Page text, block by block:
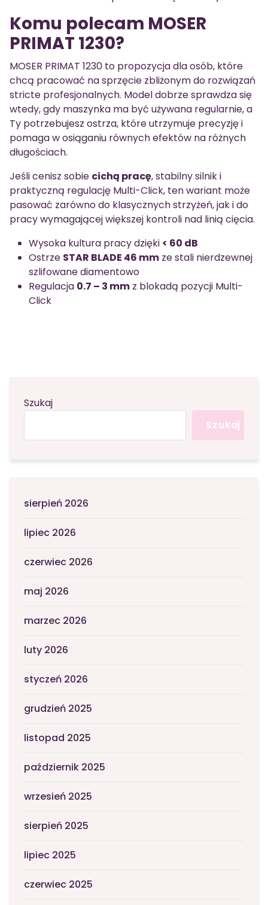
Komu polecam MOSER
PRIMAT 1230?
MOSER PRIMAT 1230 to propozycja dla osób, które
chcą pracować na sprzęcie zbliżonym do rozwiązań
stricte profesjonalnych. Model dobrze sprawdza się
wtedy, gdy maszynka ma być używana regularnie, a
Ty potrzebujesz ostrza, które utrzymuje precyzję i
pomaga w osiąganiu równych efektów na różnych
długościach.
Jeśli cenisz sobie cichą pracę, stabilny silnik i
praktyczną regulację Multi-Click, ten wariant może
pasować zarówno do klasycznych strzyżeń, jak i do
pracy wymagającej większej kontroli nad linią cięcia.
Wysoka kultura pracy dzięki < 60 dB
Ostrze STAR BLADE 46 mm ze stali nierdzewnej
szlifowane diamentowo
Regulacja 0.7 – 3 mm z blokadą pozycji Multi-
Click
Szukaj
Szukaj
sierpień 2026
lipiec 2026
czerwiec 2026
maj 2026
marzec 2026
luty 2026
styczeń 2026
grudzień 2025
listopad 2025
październik 2025
wrzesień 2025
sierpień 2025
lipiec 2025
czerwiec 2025